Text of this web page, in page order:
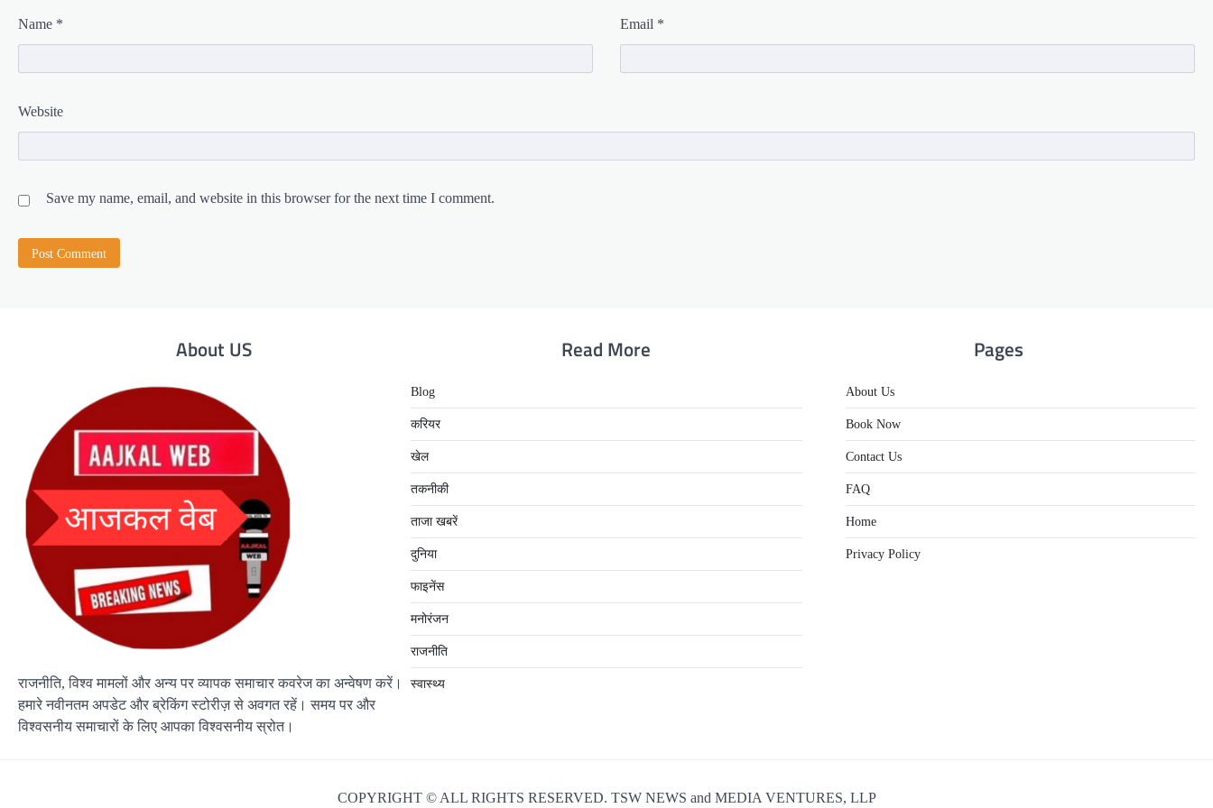
Name * Email *
Website
Save my name, email, and website in this browser for the next time I comment.
About US
राजनीति, विश्व मामलों और अन्य पर व्यापक समाचार कवरेज का अन्वेषण करें।
हमारे नवीनतम अपडेट और ब्रेकिंग स्टोरीज़ से अवगत रहें। समय पर और
विश्वसनीय समाचारों के लिए आपका विश्वसनीय स्रोत।
Read More
Blog
करियर
खेल
तकनीकी
ताजा खबरें
दुनिया
फाइनेंस
मनोरंजन
राजनीति
स्वास्थ्य
Pages
About Us
Book Now
Contact Us
FAQ
Home
Privacy Policy
COPYRIGHT © ALL RIGHTS RESERVED. TSW NEWS and MEDIA VENTURES, LLP